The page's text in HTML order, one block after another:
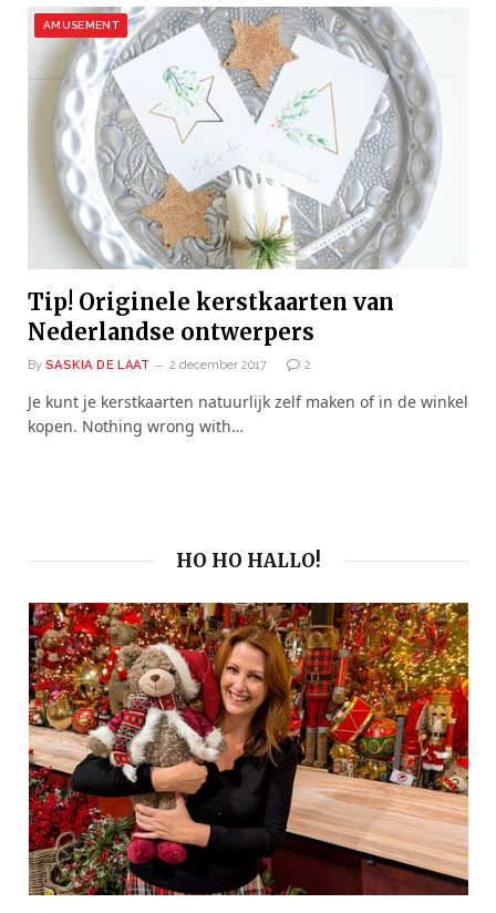
AMUSEMENT
Tip! Originele kerstkaarten van
Nederlandse ontwerpers
By SASKIA DE LAAT 2 december 2017 2
Je kunt je kerstkaarten natuurlijk zelf maken of in de winkel
kopen. Nothing wrong with…
HO HO HALLO!